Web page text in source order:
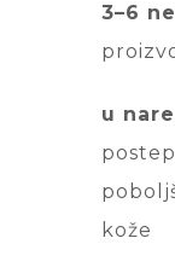
3–6
u
kože